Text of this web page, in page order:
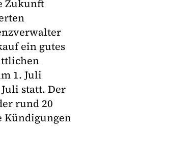
Zukunft
ein gutes
1. Juli
statt. Der
rund 20
Kündigungen